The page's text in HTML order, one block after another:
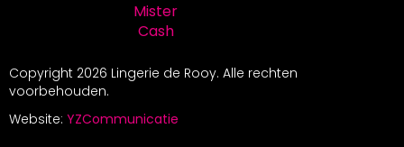
Copyright 2026 Lingerie de Rooy. Alle rechten
voorbehouden.
Website: YZCommunicatie